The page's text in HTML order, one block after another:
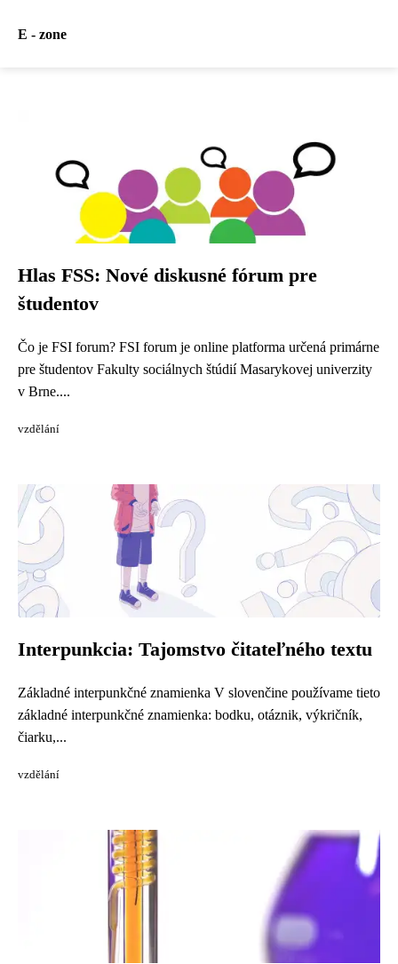
E - zone
Hlas FSS: Nové diskusné fórum pre
študentov
Čo je FSI forum? FSI forum je online platforma určená primárne
pre študentov Fakulty sociálnych štúdií Masarykovej univerzity
v Brne....
vzdělání
Interpunkcia: Tajomstvo čitateľného textu
Základné interpunkčné znamienka V slovenčine používame tieto
základné interpunkčné znamienka: bodku, otáznik, výkričník,
čiarku,...
vzdělání